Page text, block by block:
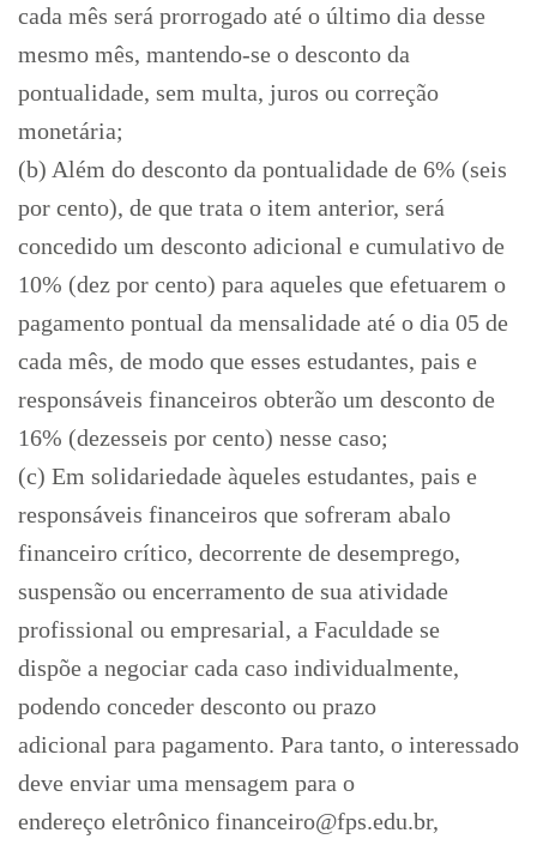
cada mês será prorrogado até o último dia desse
mesmo mês, mantendo-se o desconto da
pontualidade, sem multa, juros ou correção
monetária;
(b) Além do desconto da pontualidade de 6% (seis
por cento), de que trata o item anterior, será
concedido um desconto adicional e cumulativo de
10% (dez por cento) para aqueles que efetuarem o
pagamento pontual da mensalidade até o dia 05 de
cada mês, de modo que esses estudantes, pais e
responsáveis financeiros obterão um desconto de
16% (dezesseis por cento) nesse caso;
(c) Em solidariedade àqueles estudantes, pais e
responsáveis financeiros que sofreram abalo
financeiro crítico, decorrente de desemprego,
suspensão ou encerramento de sua atividade
profissional ou empresarial, a Faculdade se
dispõe a negociar cada caso individualmente,
podendo conceder desconto ou prazo
adicional para pagamento. Para tanto, o interessado
deve enviar uma mensagem para o
endereço eletrônico financeiro@fps.edu.br,